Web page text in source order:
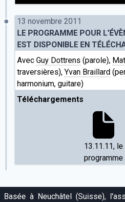
Player
13 novembre 2011
LE PROGRAMME POUR
EST DISPONIBLE EN
Avec Guy Dottrens (parole),
traversières), Yvan Braillard
harmonium, guitare)
Téléchargements
13.11.11, le
programme
Basée à Neuchâtel (Suisse),